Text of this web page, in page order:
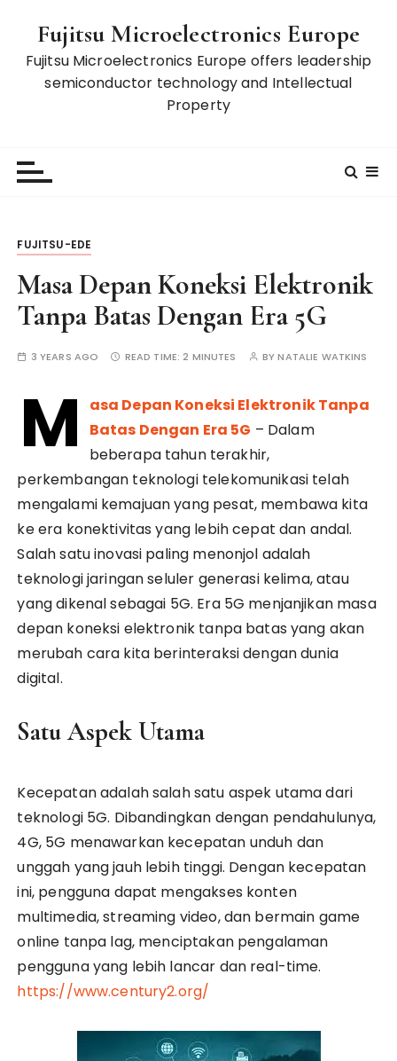
Fujitsu Microelectronics Europe
Fujitsu Microelectronics Europe offers leadership
semiconductor technology and Intellectual
Property
FUJITSU-EDE
Masa Depan Koneksi Elektronik
Tanpa Batas Dengan Era 5G
3 YEARS AGO READ TIME:2 MINUTES BYNATALIE WATKINS
M
asa Depan Koneksi Elektronik Tanpa
Batas Dengan Era 5G – Dalam
beberapa tahun terakhir,
perkembangan teknologi telekomunikasi telah
mengalami kemajuan yang pesat, membawa kita
ke era konektivitas yang lebih cepat dan andal.
Salah satu inovasi paling menonjol adalah
teknologi jaringan seluler generasi kelima, atau
yang dikenal sebagai 5G. Era 5G menjanjikan masa
depan koneksi elektronik tanpa batas yang akan
merubah cara kita berinteraksi dengan dunia
digital.
Satu Aspek Utama
Kecepatan adalah salah satu aspek utama dari
teknologi 5G. Dibandingkan dengan pendahulunya,
4G, 5G menawarkan kecepatan unduh dan
unggah yang jauh lebih tinggi. Dengan kecepatan
ini, pengguna dapat mengakses konten
multimedia, streaming video, dan bermain game
online tanpa lag, menciptakan pengalaman
pengguna yang lebih lancar dan real-time.
https://www.century2.org/